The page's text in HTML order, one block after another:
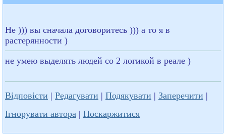
Не ))) вы сначала договоритесь ))) а то я в
растерянности )
не умею выделять людей со 2 логикой в реале )
Відповісти | Редагувати | Подякувати | Заперечити |
Ігнорувати автора | Поскаржитися